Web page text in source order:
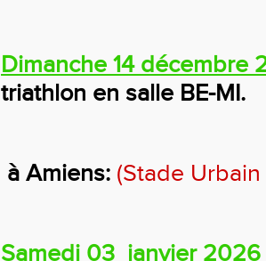
Dimanche 14 décembre
triathlon en salle BE-MI.
à Amiens: (Stade
Samedi 03 janvier 2026